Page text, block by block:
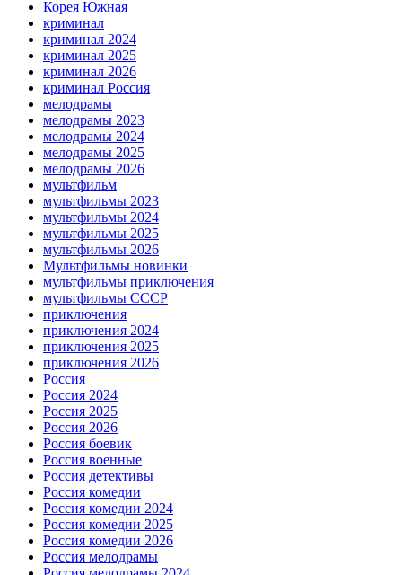
Корея Южная
криминал
криминал 2024
криминал 2025
криминал 2026
криминал Россия
мелодрамы
мелодрамы 2023
мелодрамы 2024
мелодрамы 2025
мелодрамы 2026
мультфильм
мультфильмы 2023
мультфильмы 2024
мультфильмы 2025
мультфильмы 2026
Мультфильмы новинки
мультфильмы приключения
мультфильмы СССР
приключения
приключения 2024
приключения 2025
приключения 2026
Россия
Россия 2024
Россия 2025
Россия 2026
Россия боевик
Россия военные
Россия детективы
Россия комедии
Россия комедии 2024
Россия комедии 2025
Россия комедии 2026
Россия мелодрамы